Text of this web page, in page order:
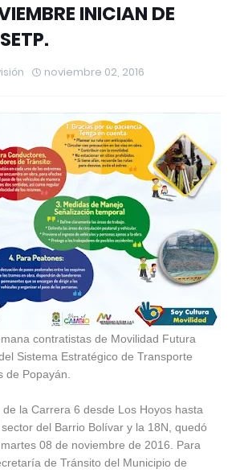
INICIAN DE
noviembre 02, 2016
contratistas de Movilidad Futura
Sistema Estratégico de Transporte
de Popayán.
la Carrera 6 desde Los Hoyos hasta
del Barrio Bolívar y la 18N, quedó
08 de noviembre de 2016. Para
de Tránsito del Municipio de